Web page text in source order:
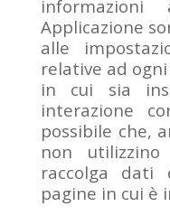
informazioni
Applicazione
alle
relative ad
in cui sia
interazione
possibile che,
non
raccolga
pagine in cui è